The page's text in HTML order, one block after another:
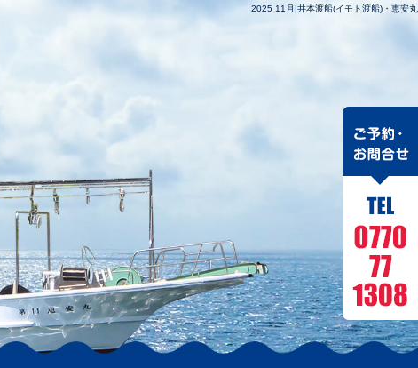
2025 11月|井本渡船(イモト渡船)・恵安丸